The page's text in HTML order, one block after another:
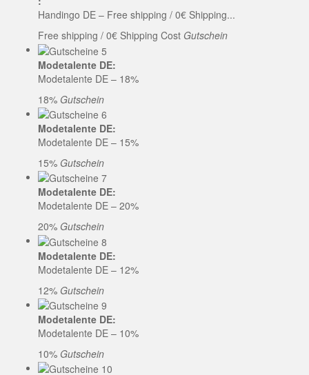
Handingo DE – Free shipping / 0€ Shipping...
Free shipping / 0€ Shipping Cost Gutschein
Modetalente DE:
Modetalente DE – 18%
18% Gutschein
Modetalente DE:
Modetalente DE – 15%
15% Gutschein
Modetalente DE:
Modetalente DE – 20%
20% Gutschein
Modetalente DE:
Modetalente DE – 12%
12% Gutschein
Modetalente DE:
Modetalente DE – 10%
10% Gutschein